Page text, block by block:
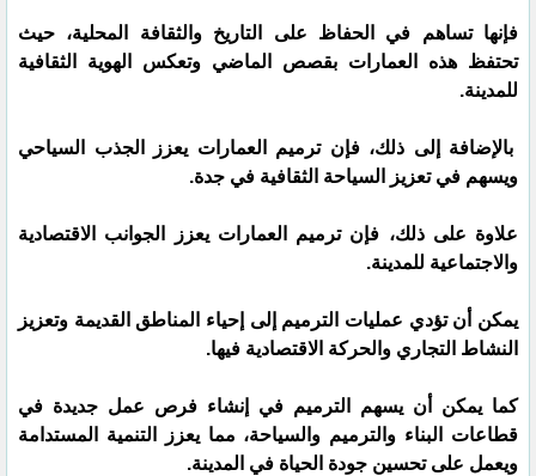
فإنها تساهم في الحفاظ على التاريخ والثقافة المحلية، حيث
تحتفظ هذه العمارات بقصص الماضي وتعكس الهوية الثقافية
للمدينة.
بالإضافة إلى ذلك، فإن ترميم العمارات يعزز الجذب السياحي
ويسهم في تعزيز السياحة الثقافية في جدة.
علاوة على ذلك، فإن ترميم العمارات يعزز الجوانب الاقتصادية
والاجتماعية للمدينة.
يمكن أن تؤدي عمليات الترميم إلى إحياء المناطق القديمة وتعزيز
النشاط التجاري والحركة الاقتصادية فيها.
كما يمكن أن يسهم الترميم في إنشاء فرص عمل جديدة في
قطاعات البناء والترميم والسياحة، مما يعزز التنمية المستدامة
ويعمل على تحسين جودة الحياة في المدينة.